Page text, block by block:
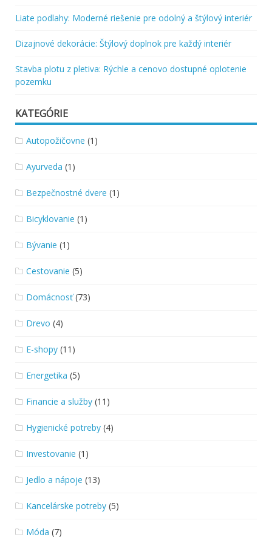
Liate podlahy: Moderné riešenie pre odolný a štýlový interiér
Dizajnové dekorácie: Štýlový doplnok pre každý interiér
Stavba plotu z pletiva: Rýchle a cenovo dostupné oplotenie
pozemku
KATEGÓRIE
Autopožičovne (1)
Ayurveda (1)
Bezpečnostné dvere (1)
Bicyklovanie (1)
Bývanie (1)
Cestovanie (5)
Domácnosť(73)
Drevo (4)
E-shopy (11)
Energetika (5)
Financie a služby (11)
Hygienické potreby (4)
Investovanie (1)
Jedlo a nápoje (13)
Kancelárske potreby (5)
Móda (7)